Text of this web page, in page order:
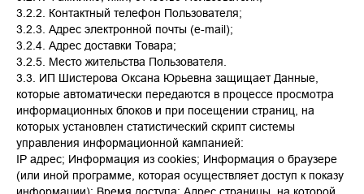
3.2.2. Контактный телефон Пользователя;
3.2.3. Адрес электронной почты (e-mail);
3.2.4. Адрес доставки Товара;
3.2.5. Место жительства Пользователя.
3.3. ИП Шистерова Оксана Юрьевна защищает Данные,
которые автоматически передаются в процессе просмотра
информационных блоков и при посещении страниц, на
которых установлен статистический скрипт системы
управления информационной кампанией:
IP адрес; Информация из cookies; Информация о браузере
(или иной программе, которая осуществляет доступ к показу